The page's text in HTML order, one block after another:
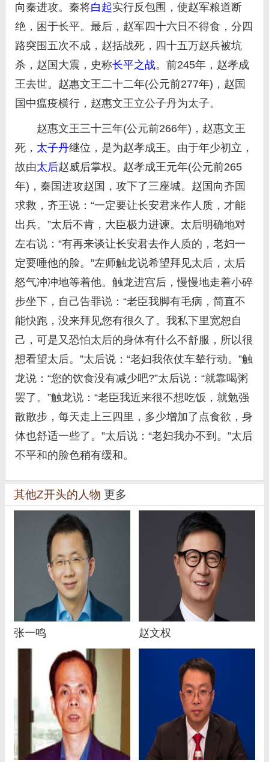
向秦进攻。秦将白起实行反包围，使赵军粮道断
绝，困于长平。最后，赵军四十六日不得食，分四
路突围五次不成，赵括战死，四十五万赵兵被坑
杀，赵国大震，史称长平之战。前245年，赵孝成
王去世。赵惠文王二十二年(公元前277年)，赵国
国中瘟疫横行，赵惠文王立公子丹为太子。
赵惠文王三十三年(公元前266年)，赵惠文王
死， 太子丹继位，是为赵孝成王。由于年少初立，
故由太后赵威后掌权。赵孝成王元年(公元前265
年)，秦国进攻赵国，攻下了三座城。赵国向齐国
求救，齐王说：“一定要让长安君来作人质，才能
出兵。”太后不肯，大臣极力进谏。太后明确地对
左右说：“有再来谈让长安君去作人质的，老妇一
定要唾他的脸。”左师触龙说希望拜见太后，太后
怒气冲冲地等着他。触龙进宫后，慢慢地走着小碎
步坐下，自己告罪说：“老臣我脚有毛病，简直不
能快跑，没来拜见您有很久了。我私下里宽恕自
己，可是又恐怕太后的身体有什么不舒服，所以很
想看望太后。”太后说：“老妇我依仗车辇行动。”触
龙说：“您的饮食没有减少吧?”太后说：“就靠喝粥
罢了。”触龙说：“老臣我近来很不想吃饭，就勉强
散散步，每天走上三四里，多少增加了点食欲，身
体也舒适一些了。”太后说：“老妇我办不到。”太后
不平和的脸色稍有缓和。
其他Z开头的人物 更多
张一鸣 赵文权